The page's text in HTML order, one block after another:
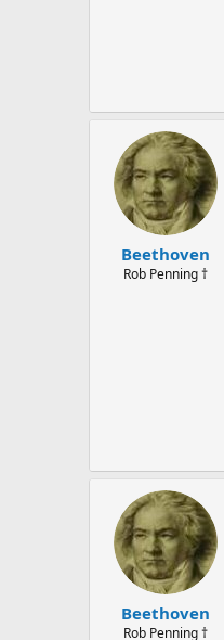
Beethoven
Rob Penning †
Beethoven
Rob Penning †